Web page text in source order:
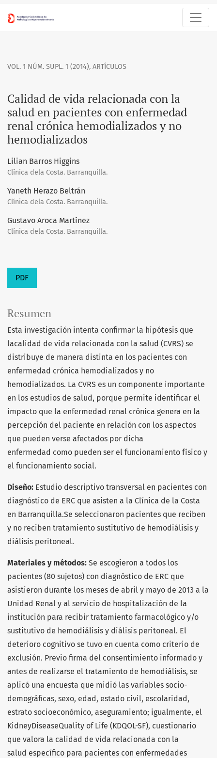
Calidad de vida relacionada con la salud en pacientes con
VOL. 1 NÚM. SUPL. 1 (2014), ARTÍCULOS
Calidad de vida relacionada con la
salud en pacientes con enfermedad
renal crónica hemodializados y no
hemodializados
Lilian Barros Higgins
Clínica dela Costa. Barranquilla.
Yaneth Herazo Beltrán
Clínica dela Costa. Barranquilla.
Gustavo Aroca Martínez
Clínica dela Costa. Barranquilla.
PDF
Resumen
Esta investigación intenta confirmar la hipótesis que
lacalidad de vida relacionada con la salud (CVRS) se
distribuye de manera distinta en los pacientes con
enfermedad crónica hemodializados y no
hemodializados. La CVRS es un componente importante
en los estudios de salud, porque permite identificar el
impacto que la enfermedad renal crónica genera en la
percepción del paciente en relación con los aspectos
que pueden verse afectados por dicha
enfermedad como pueden ser el funcionamiento físico y
el funcionamiento social.
Diseño: Estudio descriptivo transversal en pacientes con
diagnóstico de ERC que asisten a la Clínica de la Costa
en Barranquilla.Se seleccionaron pacientes que reciben
y no reciben tratamiento sustitutivo de hemodiálisis y
diálisis peritoneal.
Materiales y métodos: Se escogieron a todos los
pacientes (80 sujetos) con diagnóstico de ERC que
asistieron durante los meses de abril y mayo de 2013 a la
Unidad Renal y al servicio de hospitalización de la
institución para recibir tratamiento farmacológico y/o
sustitutivo de hemodiálisis y diálisis peritoneal. El
deterioro cognitivo se tuvo en cuenta como criterio de
exclusión. Previo firma del consentimiento informado y
antes de realizarse el tratamiento de hemodiálisis, se
aplicó una encuesta que midió las variables socio-
demográficas, sexo, edad, estado civil, escolaridad,
estrato socioeconómico, aseguramiento; igualmente, el
KidneyDiseaseQuality of Life (KDQOL-SF), cuestionario
que valora la calidad de vida relacionada con la
salud específico para pacientes con enfermedades